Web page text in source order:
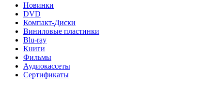
Новинки
DVD
Компакт-Диски
Виниловые пластинки
Blu-ray
Книги
Фильмы
Аудиокассеты
Сертификаты